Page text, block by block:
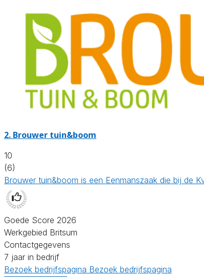
2. Brouwer tuin&boom
10
(6)
Brouwer tuin&boom is een Eenmanszaak die bij de
Goede Score 2026
Werkgebied Britsum
Contactgegevens
7 jaar in bedrijf
Bezoek bedrijfspagina Bezoek bedrijfspagina